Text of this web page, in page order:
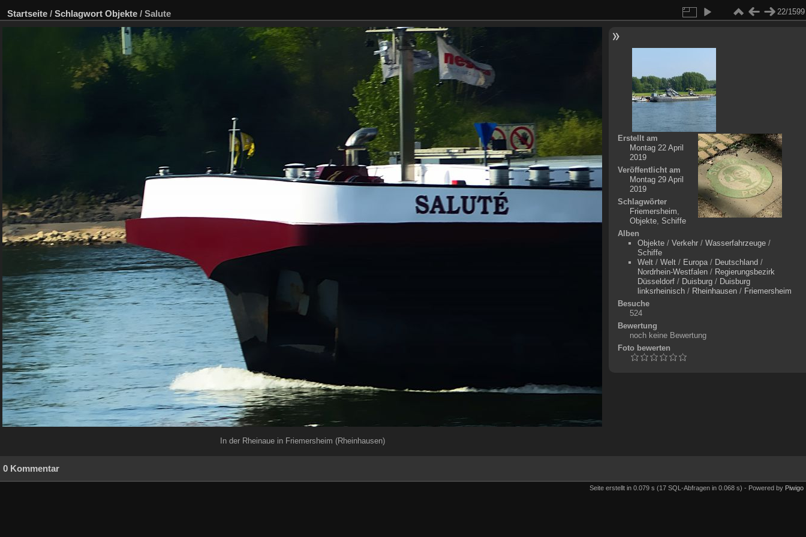
Startseite / Schlagwort Objekte / Salute 22/1599
In der Rheinaue in Friemersheim (Rheinhausen)
Erstellt am
Montag 22 April
2019
Veröffentlicht am
Montag 29 April
2019
Schlagwörter
Friemersheim,
Objekte, Schiffe
Alben
Objekte/ Verkehr/ Wasserfahrzeuge/
Schiffe
Welt/ Welt/ Europa/ Deutschland /
Nordrhein-Westfalen/ Regierungsbezirk
Düsseldorf/ Duisburg/ Duisburg
linksrheinisch/ Rheinhausen/ Friemersheim
Besuche
524
Bewertung
noch keine Bewertung
Foto bewerten
0 Kommentar
Seite erstellt in 0.079 s (17 SQL-Abfragen in 0.068 s) - Powered by Piwigo